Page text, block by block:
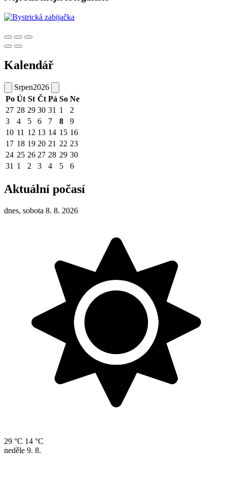
Kalendář
Srpen2026
Po Út St Čt Pá So Ne
27 28 29 30 31 1
2
3
4 5 6 7 8
9
10 11 12 13 14 15 16
17 18 19 20 21 22 23
24 25 26 27 28 29 30
31 1 2 3 4 5 6
Aktuální počasí
dnes, sobota 8. 8. 2026
29 °C 14 °C
neděle 9. 8.